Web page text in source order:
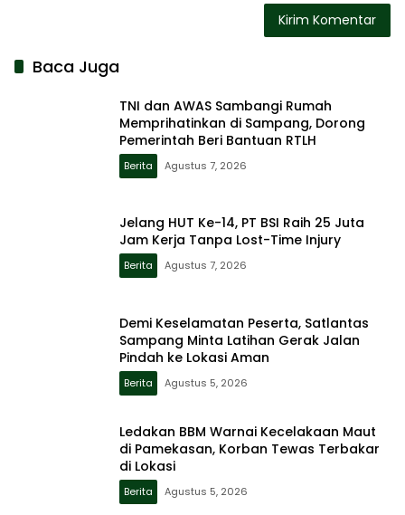
Baca Juga
TNI dan AWAS Sambangi Rumah
Memprihatinkan di Sampang, Dorong
Pemerintah Beri Bantuan RTLH
Berita Agustus 7, 2026
Jelang HUT Ke-14, PT BSI Raih 25 Juta
Jam Kerja Tanpa Lost-Time Injury
Berita Agustus 7, 2026
Demi Keselamatan Peserta, Satlantas
Sampang Minta Latihan Gerak Jalan
Pindah ke Lokasi Aman
Berita Agustus 5, 2026
Ledakan BBM Warnai Kecelakaan Maut
di Pamekasan, Korban Tewas Terbakar
di Lokasi
Berita Agustus 5, 2026